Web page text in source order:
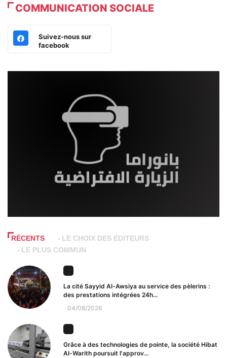
COMMUNICATION SOCIALE
Suivez-nous sur
facebook
RÉCENTS
LE CHOIX DES ÉDITEURS
LE PLUS COMMUN
La cité Sayyid Al-Awsiya au service des pèlerins :
des prestations intégrées 24h...
04/08/2026
Grâce à des technologies de pointe, la société Hibat
Al-Warith poursuit l'approv...